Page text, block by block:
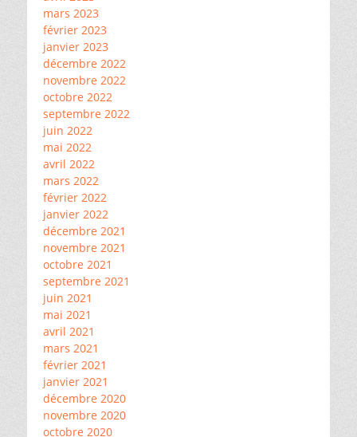
mars 2023
février 2023
janvier 2023
décembre 2022
novembre 2022
octobre 2022
septembre 2022
juin 2022
mai 2022
avril 2022
mars 2022
février 2022
janvier 2022
décembre 2021
novembre 2021
octobre 2021
septembre 2021
juin 2021
mai 2021
avril 2021
mars 2021
février 2021
janvier 2021
décembre 2020
novembre 2020
octobre 2020